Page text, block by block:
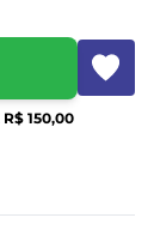
R$ 150,00